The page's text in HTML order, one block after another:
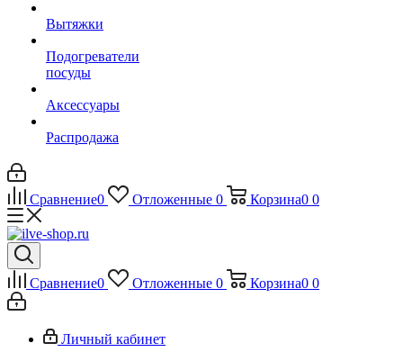
Вытяжки
Подогреватели
посуды
Аксессуары
Распродажа
Сравнение0 Отложенные 0 Корзина0 0
Сравнение0 Отложенные 0 Корзина0 0
Личный кабинет